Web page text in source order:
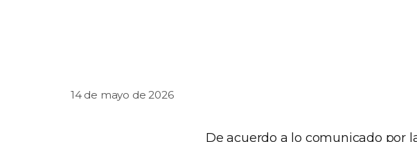
14 de mayo de 2026
De acuerdo a lo comunicado por